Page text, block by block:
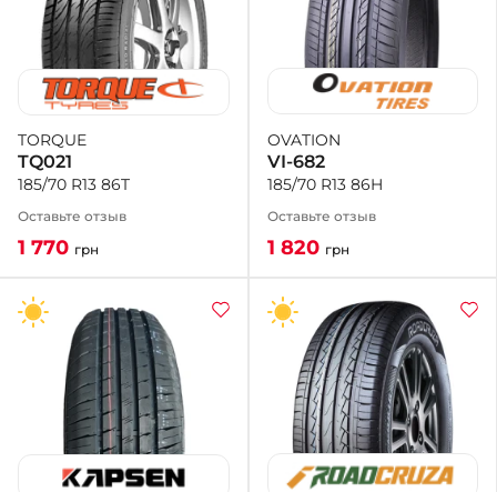
TORQUE
TQ021
185/70 R13 86T
Оставьте отзыв
1 770 грн
OVATION
VI-682
185/70 R13 86H
Оставьте отзыв
1 820 грн